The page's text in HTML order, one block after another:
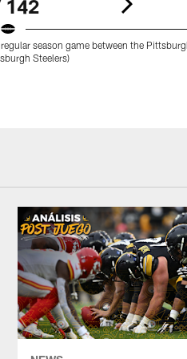
142
season game between the
Steelers)